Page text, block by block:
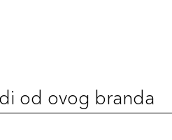
od ovog branda